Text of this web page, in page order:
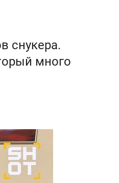
снукера.
много